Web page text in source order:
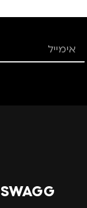
SWAGG בסושיאל